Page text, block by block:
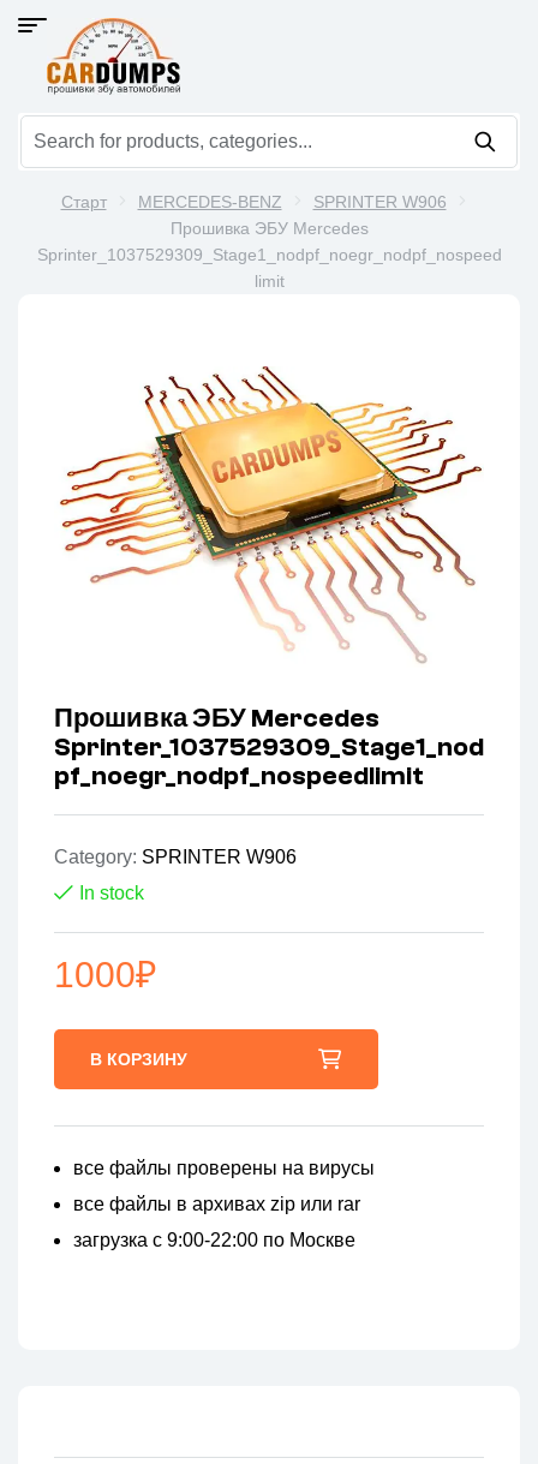
Старт MERCEDES-BENZ
SPRINTER W906
Прошивка ЭБУ Mercedes
Sprinter_1037529309_Stage1_nodpf_noegr_nodpf_nospeed
limit
Прошивка ЭБУ Mercedes
Sprinter_1037529309_Stage1_nod
pf_noegr_nodpf_nospeedlimit
Category: SPRINTER W906
In stock
1000₽
В КОРЗИНУ
все файлы проверены на вирусы
все файлы в архивах zip или rar
загрузка с 9:00-22:00 по Москве